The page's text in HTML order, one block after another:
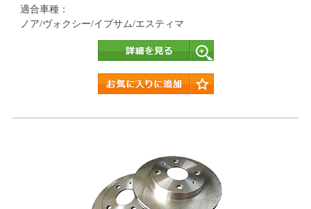
適合車種：
ノア/ヴォクシー/イプサム/エスティマ